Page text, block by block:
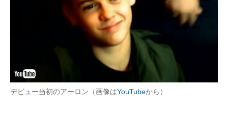
デビュー当初のアーロン（画像はYouTubeから）